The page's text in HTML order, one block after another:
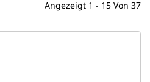
Angezeigt 1 - 15 Von 37